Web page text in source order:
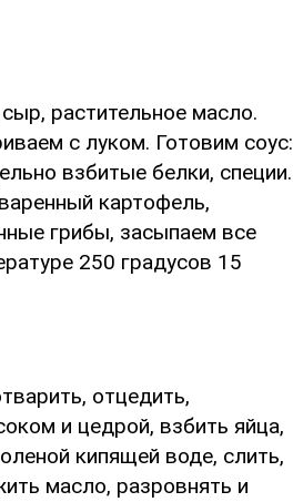
растительное масло.
с луком. Готовим соус:
взбитые белки, специи.
картофель,
грибы, засыпаем все
250 градусов 15
отцедить,
и цедрой, взбить яйца,
кипящей воде, слить,
масло, разровнять и